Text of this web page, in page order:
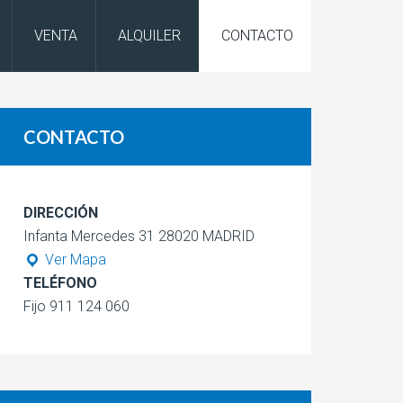
VENTA ALQUILER CONTACTO
CONTACTO
DIRECCIÓN
Infanta Mercedes 31 28020 MADRID
Ver Mapa
TELÉFONO
Fijo 911 124 060